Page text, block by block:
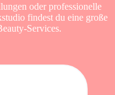
oder professionelle
findest du eine große
Services.